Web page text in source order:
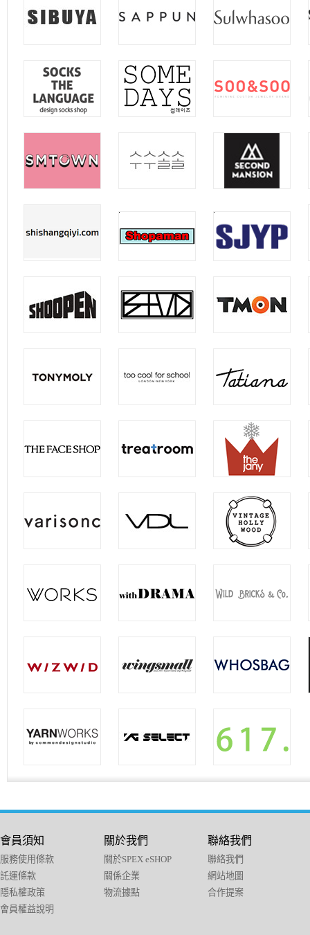
會員須知
服務使用條款
託運條款
隱私權政策
會員權益說明
關於我們
關於SPEX eSHOP
關係企業
物流據點
聯絡我們
聯絡我們
網站地圖
合作提案